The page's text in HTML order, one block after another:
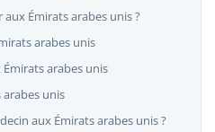
Émirats arabes unis ?
arabes unis
arabes unis
unis
aux Émirats arabes unis ?